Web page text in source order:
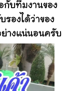
กับทีมงานของ
องได้ว่าของ
างแน่นอนครับ